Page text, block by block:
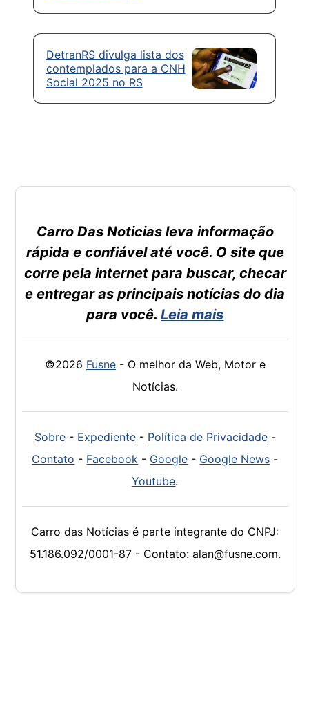
DetranRS divulga lista dos
contemplados para a CNH
Social 2025 no RS
Carro Das Noticias leva informação
rápida e confiável até você. O site que
corre pela internet para buscar, checar
e entregar as principais notícias do dia
para você.Leia mais
©2026 Fusne- O melhor da Web, Motor e
Notícias.
Sobre- Expediente- Política de Privacidade-
Contato - Facebook - Google - Google News -
Youtube.
Carro das Notícias é parte integrante do CNPJ:
51.186.092/0001-87 - Contato: alan@fusne.com.